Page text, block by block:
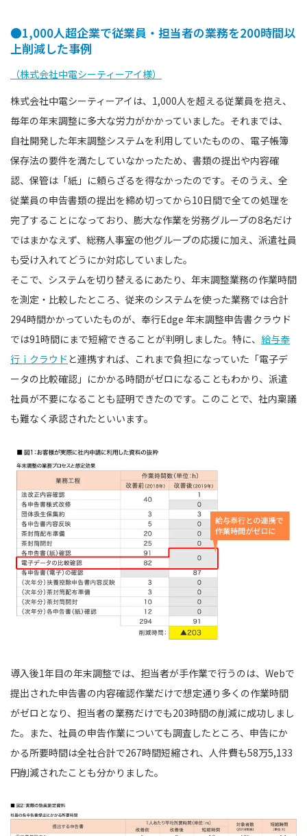
●1,000人超企業で従業員・担当者の業務を200時間以
上削減した事例
（株式会社中電シーティーアイ様）
株式会社中電シーティーアイは、1,000人を超える従業員を抱え、
毎年の年末調整に多大な労力がかかっていました。それまでは、
自社開発した年末調整システムを利用していたものの、電子帳簿
保存法の要件を満たしていなかったため、書類の提出や内容確
認、保管は「紙」に頼らざるを得なかったのです。そのうえ、全
従業員の申告書類の提出を締め切ってから10日間で全ての処理を
完了することになっており、膨大な作業を労務グループの8名だけ
ではまかなえず、総務人事室の他グループの応援に加え、派遣社員
も受け入れてどうにか対応していました。
そこで、システムを切り替えるにあたり、年末調整業務の作業時間
を測定・比較したところ、従来のシステムを使った業務では合計
294時間かかっていたものが、奉行Edge 年末調整申告書クラウド
では91時間にまで短縮できることが判明しました。特に、 給与奉
行ｉクラウドと連携すれば、これまで負担になっていた「電子デ
ータの比較確認」にかかる時間がゼロになることもわかり、派遣
社員が不要になることも証明できたのです。このことで、社内稟議
も難なく承認されたといいます。
導入後1年目の年末調整では、担当者が手作業で行うのは、Webで
提出された申告書の内容確認作業だけで想定通り多くの作業時間
がゼロとなり、担当者の業務だけでも203時間の削減に成功しまし
た。また、社員の申告作業についても調査したところ、申告にか
かる所要時間は全社合計で267時間短縮され、人件費も58万5,133
円削減されたことも分かりました。